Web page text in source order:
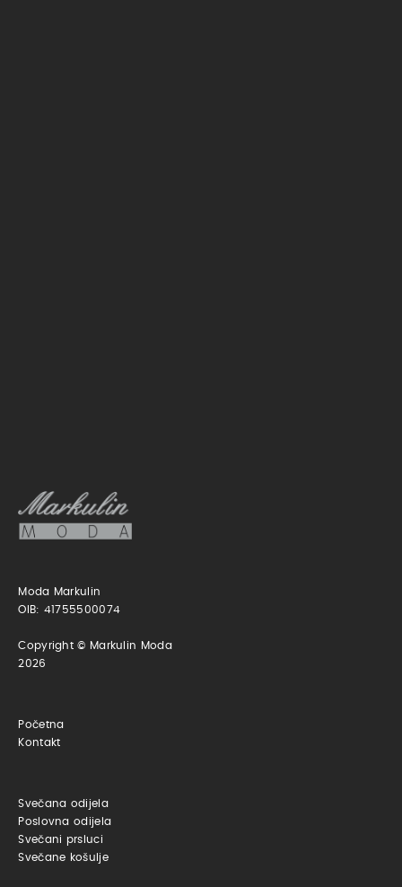
Moda Markulin
OIB: 41755500074
Copyright © Markulin Moda
2026
Početna
Kontakt
Svečana odijela
Poslovna odijela
Svečani prsluci
Svečane košulje